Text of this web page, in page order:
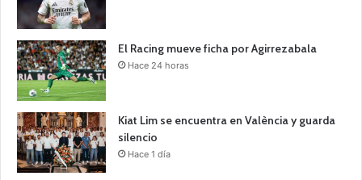
El Racing mueve ficha por Agirrezabala
Hace 24 horas
Kiat Lim se encuentra en València y guarda
silencio
Hace 1 día